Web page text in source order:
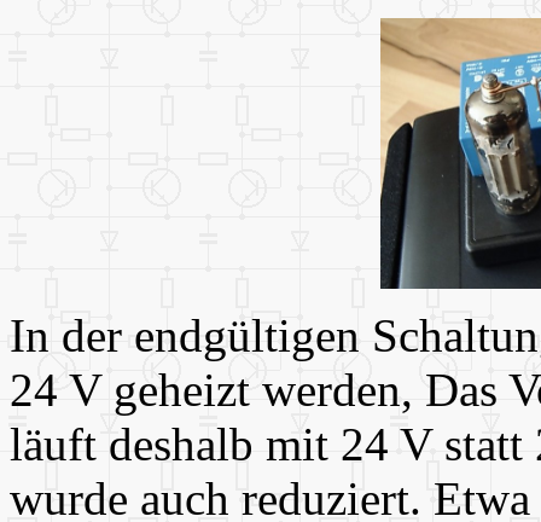
In der endgültigen
24 V geheizt werden, Das
läuft deshalb mit 24 V statt
wurde auch reduziert.